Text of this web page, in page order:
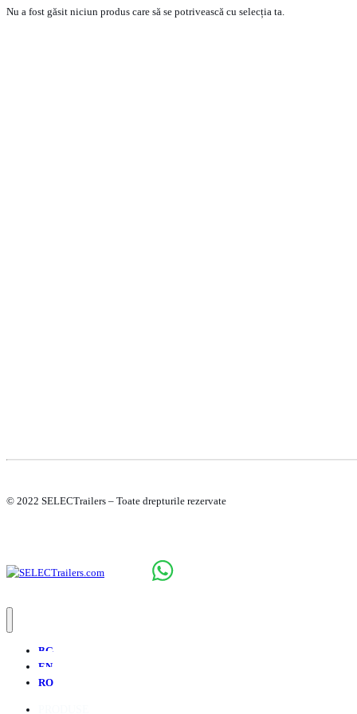
Nu a fost găsit niciun produs care să se potrivească cu selecția ta.
© 2022 SELECTrailers – Toate drepturile rezervate
BG
EN
RO